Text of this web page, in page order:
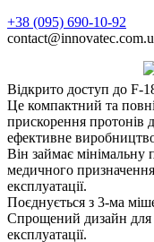
+38 (095) 690-10-92
Відкрито доступ до F-
Це компактний та
прискорення протонів
ефективне виробництво
Він займає мінімальну
медичного
експлуатації.
Поєднується з 3-ма
Спрощений дизайн для
експлуатації.